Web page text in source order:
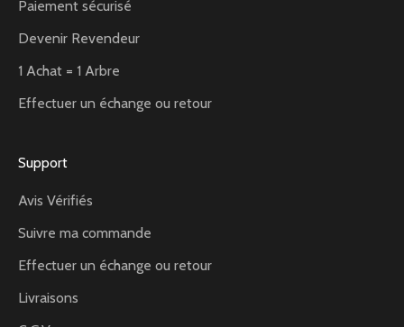
Paiement sécurisé
Devenir Revendeur
1 Achat = 1 Arbre
Effectuer un échange ou retour
Support
Avis Vérifiés
Suivre ma commande
Effectuer un échange ou retour
Livraisons